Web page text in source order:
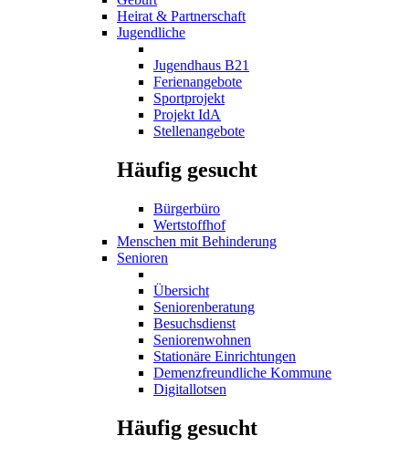
Heirat & Partnerschaft
Jugendliche
Jugendhaus B21
Ferienangebote
Sportprojekt
Projekt IdA
Stellenangebote
Häufig gesucht
Bürgerbüro
Wertstoffhof
Menschen mit Behinderung
Senioren
Übersicht
Seniorenberatung
Besuchsdienst
Seniorenwohnen
Stationäre Einrichtungen
Demenzfreundliche Kommune
Digitallotsen
Häufig gesucht